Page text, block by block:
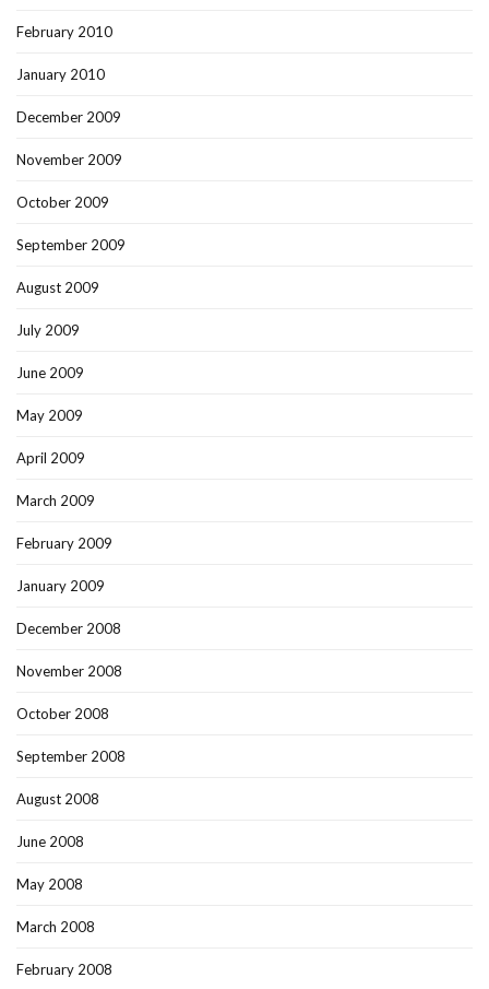
February 2010
January 2010
December 2009
November 2009
October 2009
September 2009
August 2009
July 2009
June 2009
May 2009
April 2009
March 2009
February 2009
January 2009
December 2008
November 2008
October 2008
September 2008
August 2008
June 2008
May 2008
March 2008
February 2008